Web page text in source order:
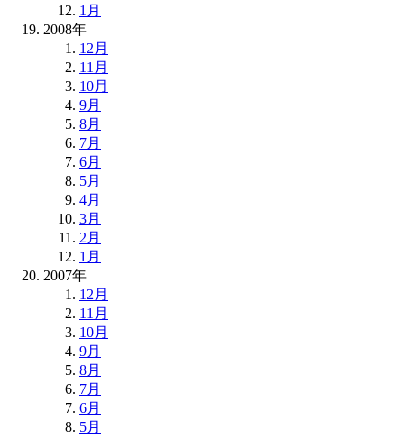
1月
2008年
12月
11月
10月
9月
8月
7月
6月
5月
4月
3月
2月
1月
2007年
12月
11月
10月
9月
8月
7月
6月
5月